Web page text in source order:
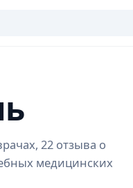
22 отзыва о
медицинских